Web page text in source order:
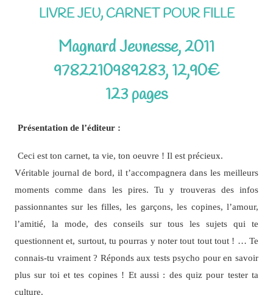
LIVRE JEU, CARNET POUR FILLE
Magnard Jeunesse, 2011
9782210989283, 12,90€
123 pages
Présentation de l’éditeur :
Ceci est ton carnet, ta vie, ton oeuvre ! Il est précieux.
Véritable journal de bord, il t’accompagnera dans les meilleurs
moments comme dans les pires. Tu y trouveras des infos
passionnantes sur les filles, les garçons, les copines, l’amour,
l’amitié, la mode, des conseils sur tous les sujets qui te
questionnent et, surtout, tu pourras y noter tout tout tout ! … Te
connais-tu vraiment ? Réponds aux tests psycho pour en savoir
plus sur toi et tes copines ! Et aussi : des quiz pour tester ta
culture.